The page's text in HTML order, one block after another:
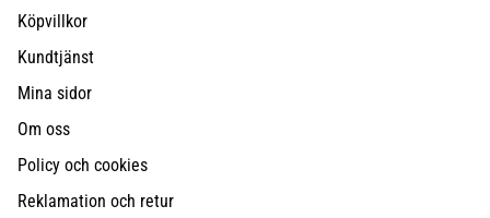
Köpvillkor
Kundtjänst
Mina sidor
Om oss
Policy och cookies
Reklamation och retur